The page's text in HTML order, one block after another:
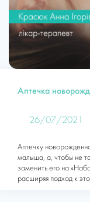
Аптечка
26/07/2021
Аптечку
малыша, а, чтобы не
заменить его на
расширяя подход к